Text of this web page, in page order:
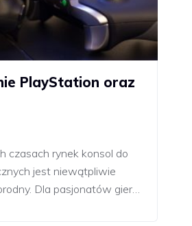
PlayStation oraz
czasach rynek konsol do
jest niewątpliwie
Dla pasjonatów gier…